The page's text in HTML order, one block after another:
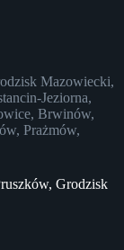
Mazowiecki,
Jeziorna,
Brwinów,
Prażmów,
Grodzisk